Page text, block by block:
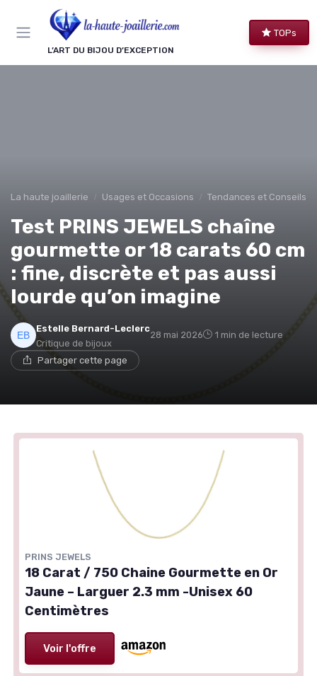
L’ART DU BIJOU D’EXCEPTION
TOPs
La haute joaillerie Usages et Occasions Tendances et Conseils
Test PRINS JEWELS chaîne
gourmette or 18 carats 60 cm
: fine, discrète et pas aussi
lourde qu’on imagine
Estelle Bernard-Leclerc
Critique de bijoux
28 mai 2026 1 min de lecture
Partager cette page
PRINS JEWELS
18 Carat / 750 Chaine Gourmette en Or
Jaune – Larguer 2.3 mm -Unisex 60
Centimètres
Voir l'offre
Panneau de gestion des cookies